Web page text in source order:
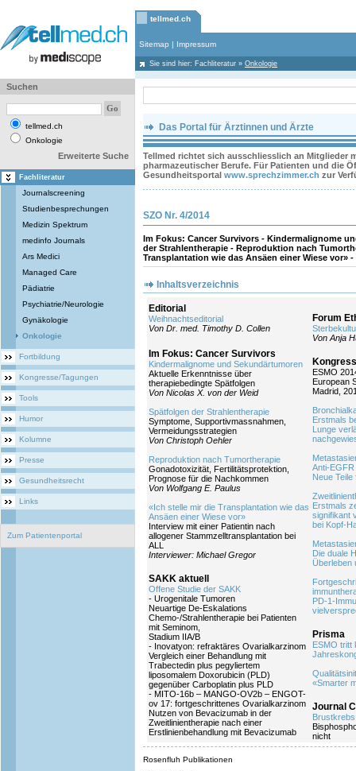
tellmed.ch
Sitemap | Impressum
Sie sind hier: Fachliteratur » Onkologie
Suchen
tellmed.ch
Onkologie
Erweiterte Suche
Fachliteratur
Journalscreening
Studienbesprechungen
Medizin Spektrum
medinfo Journals
Ars Medici
Managed Care
Pädiatrie
Psychiatrie/Neurologie
Gynäkologie
Onkologie
Fortbildung
Kongresse/Tagungen
Tools
Humor
Kolumne
Presse
Gesundheitsrecht
Links
Zum Patientenportal
Das Portal für Ärztinnen und Ärzte
Tellmed richtet sich ausschliesslich an Mitglieder
pharmazeutischer Berufe. Für Patienten und die
Gesundheitsportal www.sprechzimmer.ch zur
SZO Nr. 4/2014
Im Fokus: Cancer Survivors - Kindermalignome
der Strahlentherapie - Reproduktion nach
Transplantation wie das Ansäen einer Wiese vor» -
Inhaltsverzeichnis
Editorial
Weihnachtseditorial
Von Dr. med. Timothy D. Collen
Im Fokus: Cancer Survivors
Kindermalignome und Sekundärtumoren
Aktuelle Erkenntnisse über
therapiebedingte Spätfolgen
Von Nicolas X. von der Weid
Spätfolgen der Strahlentherapie
Symptome, Supportivmassnahmen,
Vermeidungsstrategien
Von Christoph Oehler
Reproduktion nach Tumortherapie
Gonadotoxizität, Fertilitätsprotektion,
Prognose für die Nachkommen
Von Wolfgang E. Paulus
«Ich stelle mir die Transplantation wie das
Ansäen einer Wiese vor»
Interview mit einer Patientin nach
allogener Stammzelltransplantation bei
ALL
Interviewer: Michael Gregor
SAKK aktuell
Offene Studie der SAKK
- Urogenitale Tumoren
Neuartige De-Eskalations
Chemo-/Strahlentherapie bei Patienten
mit Seminom,
Stadium IIA/B
- Inovatyon: refraktäres Ovarialkarzinom
Vergleich einer Behandlung mit
Trabectedin plus pegyliertem
liposomalem Doxorubicin (PLD)
gegenüber Carboplatin plus PLD
- MITO-16b – MANGO-OV2b – ENGOT-
ov 17: fortgeschrittenes Ovarialkarzinom
Nutzen von Bevacizumab in der
Zweitlinientherapie nach einer
Erstlinienbehandlung mit Bevacizumab
Forum
Von Anja
ESMO
European
Madrid,
Erstmals
Lunge
Anti-
Neue
Erstmals
signifikant
bei Kopf-
Die duale
Überleben
PD-1-
Prisma
ESMO tritt
«Smarter
Journal
Brustkrebs
nicht
Rosenfluh Publikationen